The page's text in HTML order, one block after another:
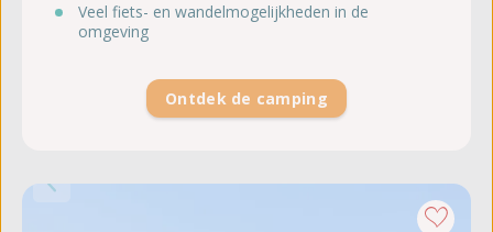
Veel fiets- en wandelmogelijkheden in de
omgeving
Ontdek de camping